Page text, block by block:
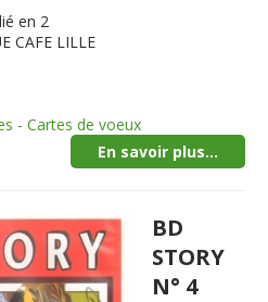
en 2
CAFE LILLE
- Cartes de voeux
En savoir plus...
BD
STORY
N° 4